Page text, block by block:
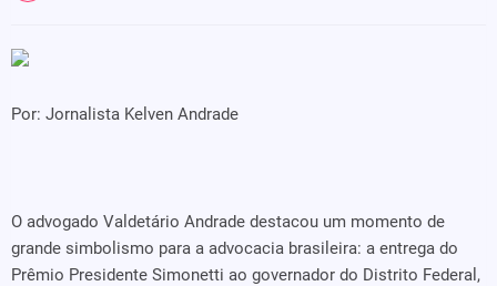
Por: Jornalista Kelven Andrade
O advogado Valdetário Andrade destacou um momento de
grande simbolismo para a advocacia brasileira: a entrega do
Prêmio Presidente Simonetti ao governador do Distrito Federal,